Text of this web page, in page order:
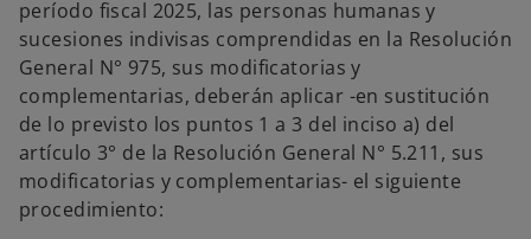
período fiscal 2025, las personas humanas y
sucesiones indivisas comprendidas en la Resolución
General N° 975, sus modificatorias y
complementarias, deberán aplicar -en sustitución
de lo previsto los puntos 1 a 3 del inciso a) del
artículo 3° de la Resolución General N° 5.211, sus
modificatorias y complementarias- el siguiente
procedimiento: